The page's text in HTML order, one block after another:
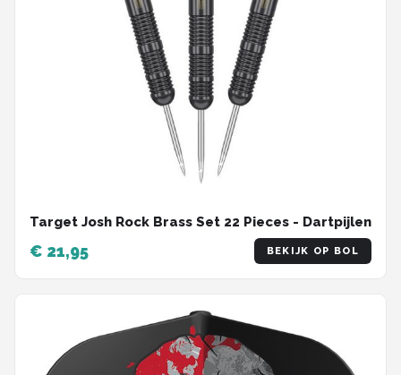
Target Josh Rock Brass Set 22 Pieces - Dartpijlen
€ 21,95 BEKIJK OP BOL